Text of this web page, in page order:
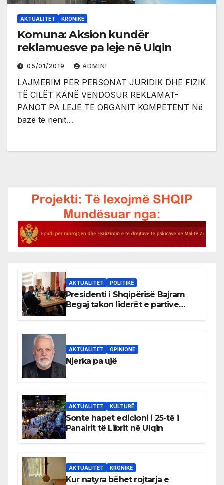
AKTUALITET KRONIKË
Komuna: Aksion kundër
reklamuesve pa leje në Ulqin
05/01/2019 ADMINI
LAJMËRIM PËR PERSONAT JURIDIK DHE FIZIK
TË CILËT KANË VENDOSUR REKLAMAT-
PANOT PA LEJE TË ORGANIT KOMPETENT Në
bazë të nenit…
AKTUALITET POLITIKË
Presidenti i Shqipërisë Bajram
Begaj takon liderët e partive
AKTUALITET OPINIONE
Njerka pa ujë
AKTUALITET KULTURË
Sonte hapet edicioni i 25-të i
Panairit të Librit në Ulqin
AKTUALITET KRONIKË
Kur natyra bëhet rojtarja e